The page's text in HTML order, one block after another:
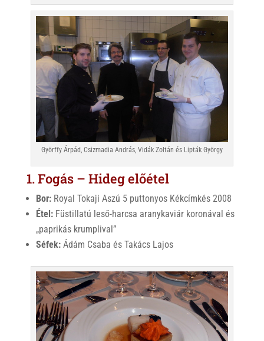
Györffy Árpád, Csizmadia András, Vidák Zoltán és Lipták György
1. Fogás – Hideg előétel
Bor:Royal Tokaji Aszú 5 puttonyos Kékcímkés 2008
Étel:Füstillatú leső-harcsa aranykaviár koronával és
„paprikás krumplival”
Séfek:Ádám Csaba és Takács Lajos